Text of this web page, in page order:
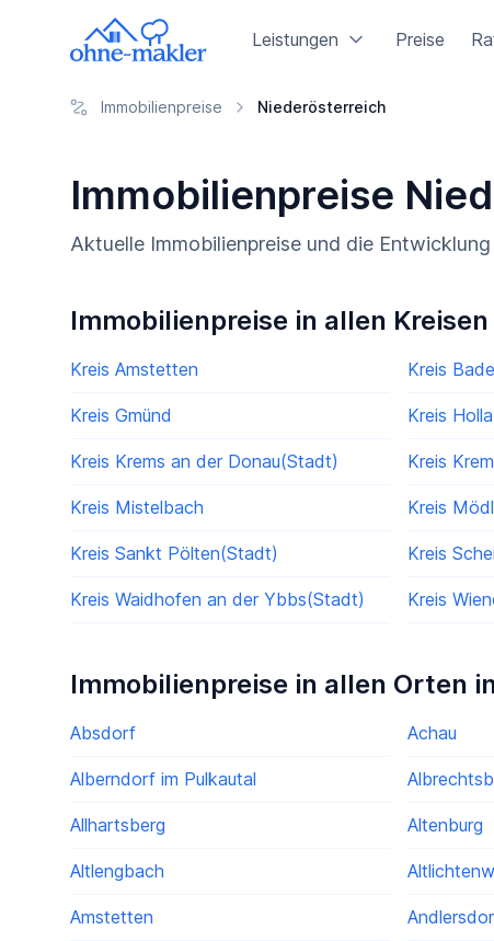
Leistungen Preise
Immobilienpreise Niederösterreich
Immobilienpreise
Aktuelle Immobilienpreise und die
Immobilienpreise in allen
Kreis Amstetten Kreis
Kreis Gmünd Kreis
Kreis Krems an der Donau(Stadt) Kreis
Kreis Mistelbach Kreis
Kreis Sankt Pölten(Stadt) Kreis
Kreis Waidhofen an der Ybbs(Stadt) Kreis
Immobilienpreise in allen Orten
Absdorf Achau
Alberndorf im Pulkautal
Allhartsberg Altenburg
Altlengbach
Amstetten